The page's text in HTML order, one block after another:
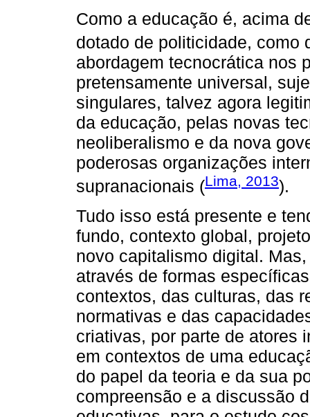
Como a educação é, acima
dotado de politicidade, como
abordagem tecnocrática nos
pretensamente universal,
singulares, talvez agora
da educação, pelas novas
neoliberalismo e da nova
poderosas organizações
supranacionais (Lima, 2013).
Tudo isso está presente e
fundo, contexto global,
novo capitalismo digital.
através de formas
contextos, das culturas, das
normativas e das
criativas, por parte de atores
em contextos de uma
do papel da teoria e da sua
compreensão e a discussão